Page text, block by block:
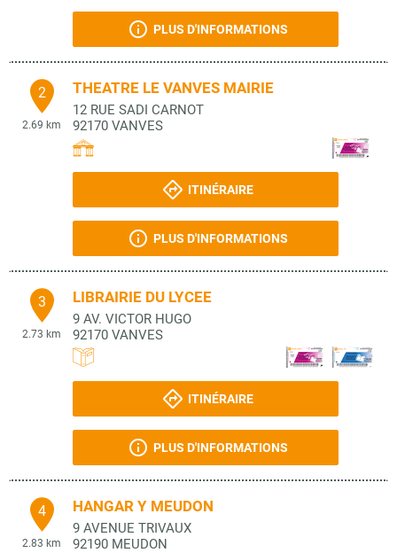
PLUS D'INFORMATIONS
2
2.69 km
THEATRE LE VANVES MAIRIE
12 RUE SADI CARNOT
92170 VANVES
ITINÉRAIRE
PLUS D'INFORMATIONS
3
2.73 km
LIBRAIRIE DU LYCEE
9 AV. VICTOR HUGO
92170 VANVES
ITINÉRAIRE
PLUS D'INFORMATIONS
4
2.83 km
HANGAR Y MEUDON
9 AVENUE TRIVAUX
92190 MEUDON